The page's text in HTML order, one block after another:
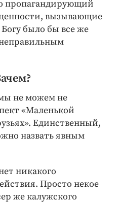
пропагандирующий
вызывающие
было бы все же
не можем не
«Маленькой
Единственный,
назвать явным
никакого
Просто некое
же калужского